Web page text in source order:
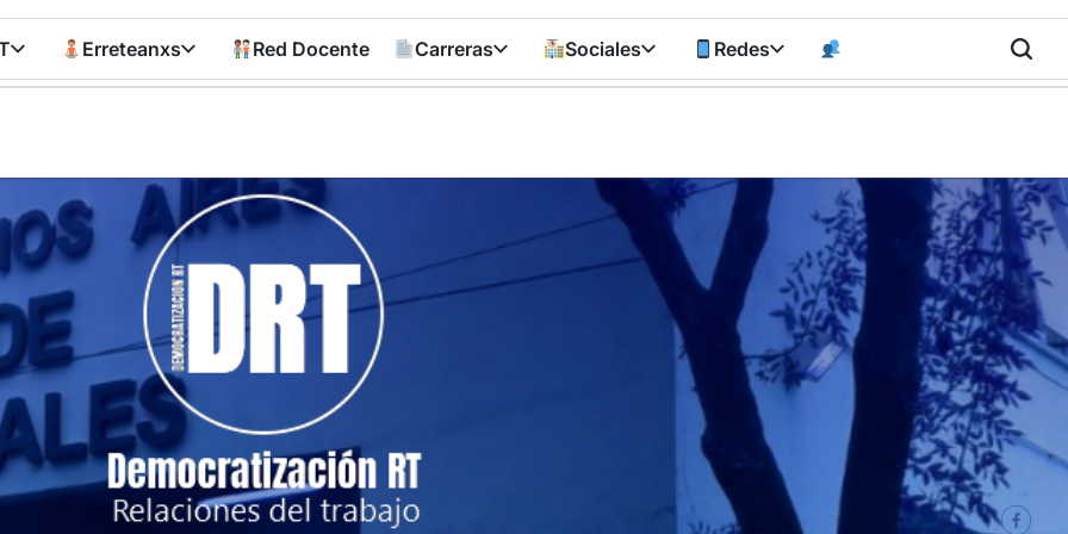
Erreteanxs Red Docente Carreras Sociales Redes
RT